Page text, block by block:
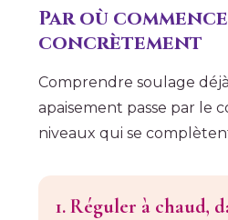
Par où
concrètement
Comprendre soulage
apaisement passe par le
niveaux qui se
1. Réguler à chaud,